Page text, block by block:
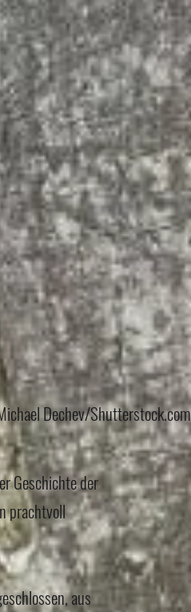
Dechev/Shutterstock.com
Geschichte der
prachtvoll
aus